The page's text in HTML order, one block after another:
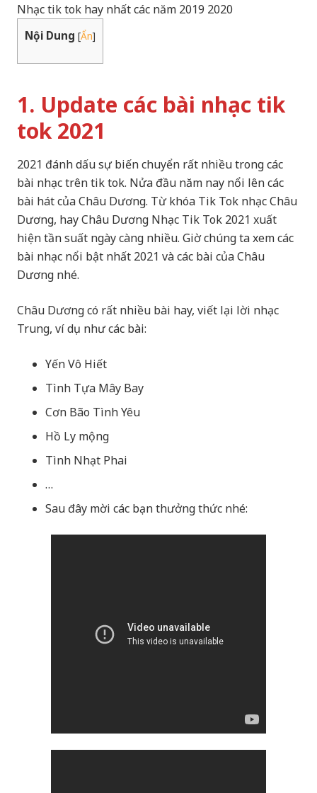
Nhạc tik tok hay nhất các năm 2019 2020
Nội Dung [Ẩn]
1. Update các bài nhạc tik
tok 2021
2021 đánh dấu sự biến chuyển rất nhiều trong các
bài nhạc trên tik tok. Nửa đầu năm nay nổi lên các
bài hát của Châu Dương. Từ khóa Tik Tok nhạc Châu
Dương, hay Châu Dương Nhạc Tik Tok 2021 xuất
hiện tần suất ngày càng nhiều. Giờ chúng ta xem các
bài nhạc nổi bật nhất 2021 và các bài của Châu
Dương nhé.
Châu Dương có rất nhiều bài hay, viết lại lời nhạc
Trung, ví dụ như các bài:
Yến Vô Hiết
Tình Tựa Mây Bay
Cơn Bão Tình Yêu
Hồ Ly mộng
Tình Nhạt Phai
…
Sau đây mời các bạn thưởng thức nhé: